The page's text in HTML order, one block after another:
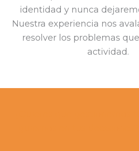
identidad y nunca
Nuestra experiencia nos
resolver los problemas
actividad.